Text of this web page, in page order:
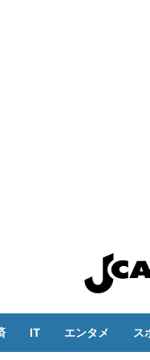
IT エンタメ ス